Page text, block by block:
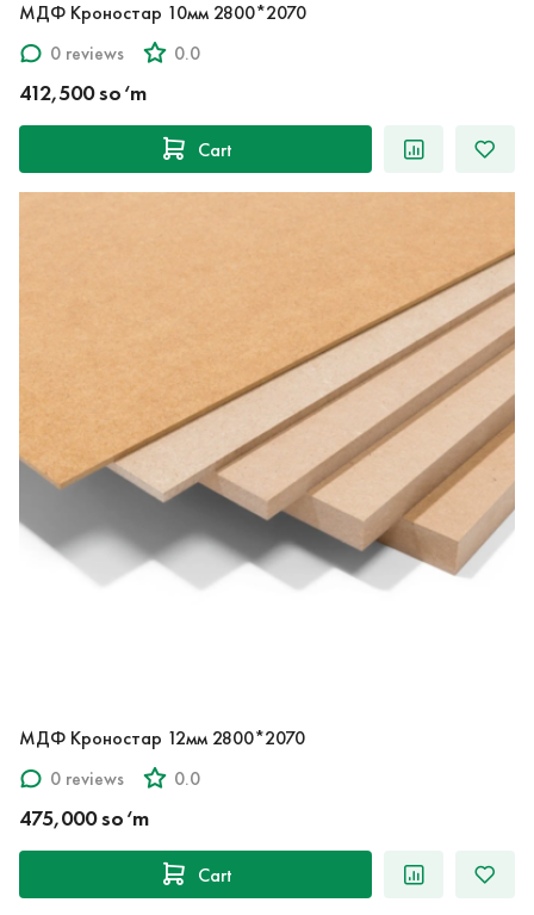
МДФ Кроностар 10мм 2800*2070
0 reviews
0.0
412,500 so‘m
Cart
МДФ Кроностар 12мм 2800*2070
0 reviews
0.0
475,000 so‘m
Cart